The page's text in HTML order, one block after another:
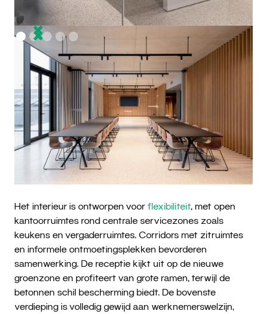
Het interieur is ontworpen voorflexibiliteit, met open
kantoorruimtes rond centrale servicezones zoals
keukens en vergaderruimtes. Corridors met zitruimtes
en informele ontmoetingsplekken bevorderen
samenwerking. De receptie kijkt uit op de nieuwe
groenzone en profiteert van grote ramen, terwijl de
betonnen schil bescherming biedt. De bovenste
verdieping is volledig gewijd aan werknemerswelzijn,